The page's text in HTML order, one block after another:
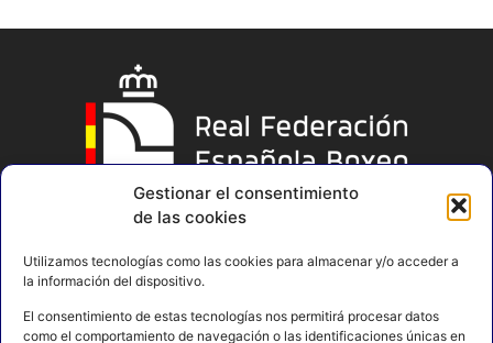
Gestionar el consentimiento
de las cookies
Utilizamos tecnologías como las cookies para almacenar y/o acceder a
la información del dispositivo.
El consentimiento de estas tecnologías nos permitirá procesar datos
como el comportamiento de navegación o las identificaciones únicas en